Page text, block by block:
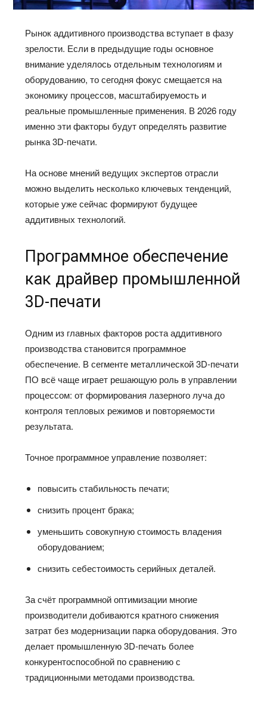
Рынок аддитивного производства вступает в фазу
зрелости. Если в предыдущие годы основное
внимание уделялось отдельным технологиям и
оборудованию, то сегодня фокус смещается на
экономику процессов, масштабируемость и
реальные промышленные применения. В 2026 году
именно эти факторы будут определять развитие
рынка 3D-печати.
На основе мнений ведущих экспертов отрасли
можно выделить несколько ключевых тенденций,
которые уже сейчас формируют будущее
аддитивных технологий.
Программное обеспечение
как драйвер промышленной
3D-печати
Одним из главных факторов роста аддитивного
производства становится программное
обеспечение. В сегменте металлической 3D-печати
ПО всё чаще играет решающую роль в управлении
процессом: от формирования лазерного луча до
контроля тепловых режимов и повторяемости
результата.
Точное программное управление позволяет:
повысить стабильность печати;
снизить процент брака;
уменьшить совокупную стоимость владения
оборудованием;
снизить себестоимость серийных деталей.
За счёт программной оптимизации многие
производители добиваются кратного снижения
затрат без модернизации парка оборудования. Это
делает промышленную 3D-печать более
конкурентоспособной по сравнению с
традиционными методами производства.